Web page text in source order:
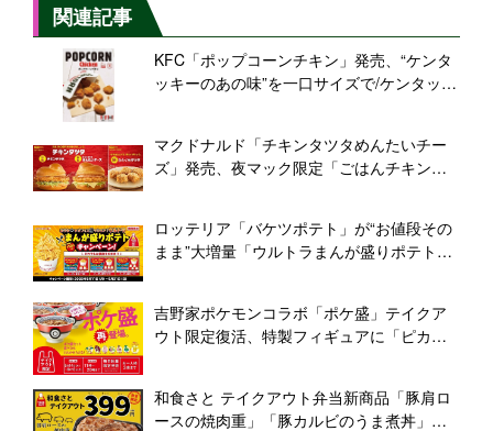
関連記事
KFC「ポップコーンチキン」発売、“ケンタ
ッキーのあの味”を一口サイズで/ケンタッキ
マクドナルド「チキンタツタめんたいチー
ズ」発売、夜マック限定「ごはんチキンタ
ロッテリア「バケツポテト」が“お値段その
まま”大増量「ウルトラまんが盛りポテト」
吉野家ポケモンコラボ「ポケ盛」テイクア
ウト限定復活、特製フィギュアに「ピカチ
和食さと テイクアウト弁当新商品「豚肩ロ
ースの焼肉重」「豚カルビのうま煮丼」各